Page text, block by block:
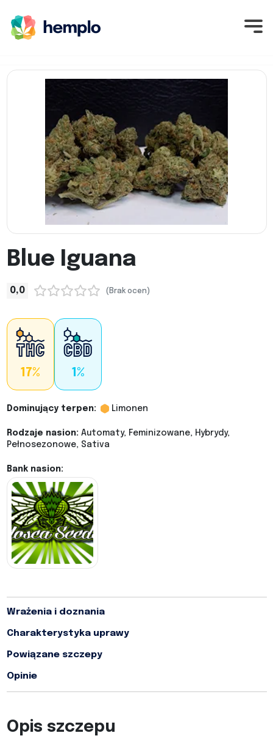
Blue Iguana
0,0 (Brak ocen)
17% 1%
Dominujący terpen: Limonen
Rodzaje nasion: Automaty, Feminizowane, Hybrydy,
Pełnosezonowe, Sativa
Bank nasion:
Wrażenia i doznania
Charakterystyka uprawy
Powiązane szczepy
Opinie
Opis szczepu